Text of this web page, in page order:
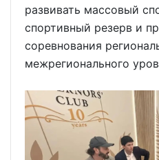
развивать массовый
спортивный резерв и
соревнования
межрегионального